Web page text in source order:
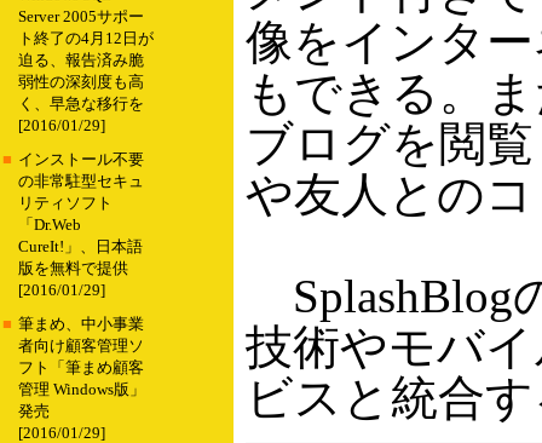
Server 2005サポー
ト終了の4月12日が
迫る、報告済み脆
弱性の深刻度も高
く、早急な移行を
[2016/01/29]
■ インストール不要
の非常駐型セキュ
リティソフト
「Dr.Web
CureIt!」、日本語
版を無料で提供
[2016/01/29]
■ 筆まめ、中小事業
者向け顧客管理ソ
フト「筆まめ顧客
管理 Windows版」
発売
[2016/01/29]
像をインタ
もできる。
ブログを閲
や友人との
SplashBlog
技術やモバ
ビスと統合